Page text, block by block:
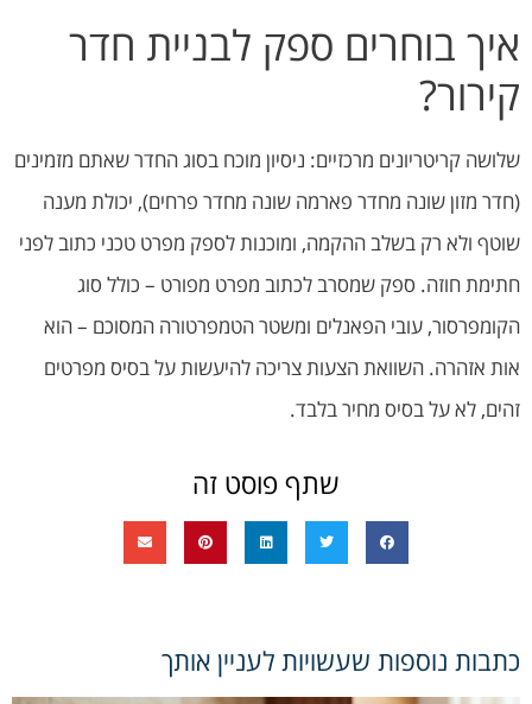
איך בוחרים ספק לבניית חדר
קירור?
שלושה קריטריונים מרכזיים: ניסיון מוכח בסוג החדר שאתם מזמינים
(חדר מזון שונה מחדר פארמה שונה מחדר פרחים), יכולת מענה
שוטף ולא רק בשלב ההקמה, ומוכנות לספק מפרט טכני כתוב לפני
חתימת חוזה. ספק שמסרב לכתוב מפרט מפורט – כולל סוג
הקומפרסור, עובי הפאנלים ומשטר הטמפרטורה המסוכם – הוא
אות אזהרה. השוואת הצעות צריכה להיעשות על בסיס מפרטים
זהים, לא על בסיס מחיר בלבד.
שתף פוסט זה
כתבות נוספות שעשויות לעניין אותך